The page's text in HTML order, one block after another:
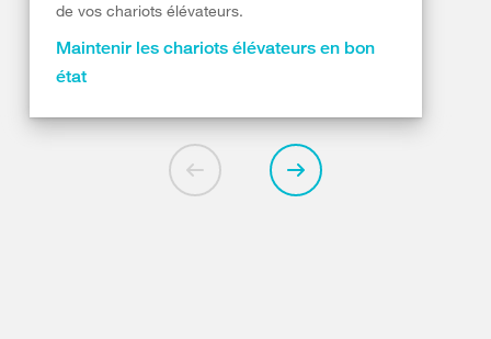
de vos chariots élévateurs.
Maintenir les chariots élévateurs en bon
état